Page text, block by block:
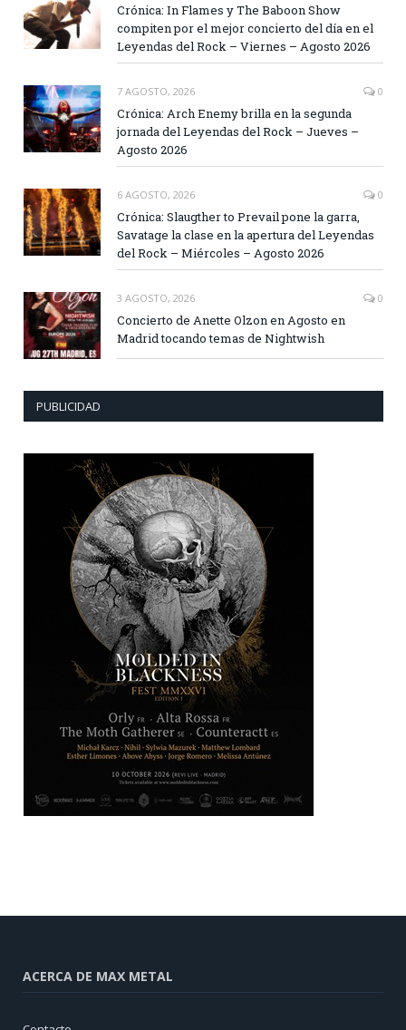
Crónica: In Flames y The Baboon Show
compiten por el mejor concierto del día en el
Leyendas del Rock – Viernes – Agosto 2026
7 AGOSTO, 2026 0
Crónica: Arch Enemy brilla en la segunda
jornada del Leyendas del Rock – Jueves –
Agosto 2026
6 AGOSTO, 2026 0
Crónica: Slaugther to Prevail pone la garra,
Savatage la clase en la apertura del Leyendas
del Rock – Miércoles – Agosto 2026
3 AGOSTO, 2026 0
Concierto de Anette Olzon en Agosto en
Madrid tocando temas de Nightwish
PUBLICIDAD
ACERCA DE MAX METAL